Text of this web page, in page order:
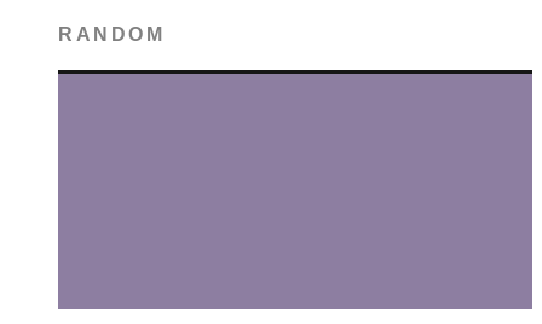
RANDOM